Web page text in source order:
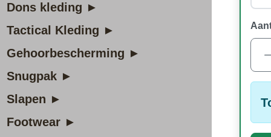
Dons kleding ►
Tactical Kleding ►
Gehoorbescherming ►
Snugpak ►
Slapen ►
Footwear ►